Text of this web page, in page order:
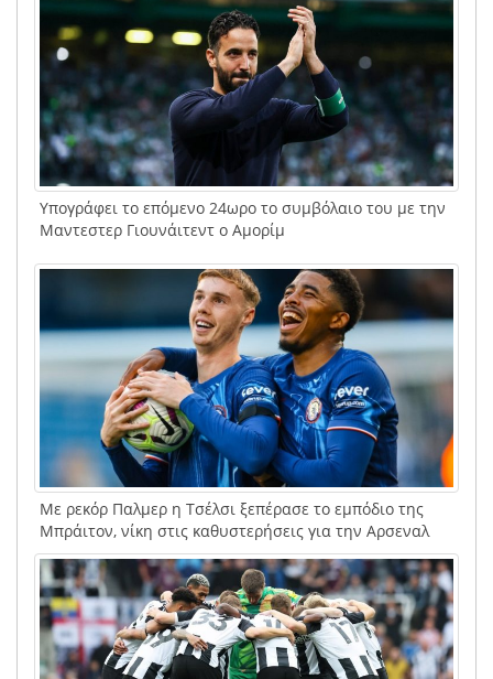
Υπογράφει το επόμενο 24ωρο το συμβόλαιο του με την
Μαντεστερ Γιουνάιτεντ ο Αμορίμ
Με ρεκόρ Παλμερ η Τσέλσι ξεπέρασε το εμπόδιο της
Μπράιτον, νίκη στις καθυστερήσεις για την Αρσεναλ